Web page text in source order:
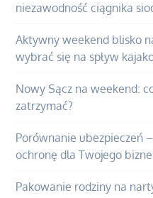
niezawodność ciągnika
Aktywny weekend blisko
wybrać się na spływ
Nowy Sącz na weekend:
zatrzymać?
Porównanie ubezpieczeń
ochronę dla Twojego
Pakowanie rodziny na